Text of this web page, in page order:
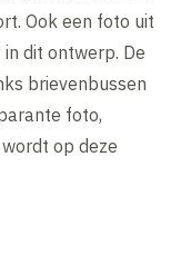
Ook een foto uit
dit ontwerp. De
brievenbussen
foto,
op deze